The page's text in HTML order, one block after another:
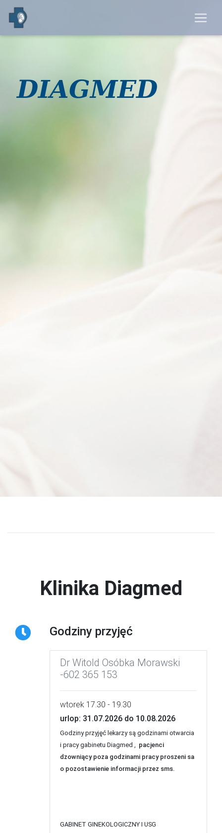
Klinika Diagmed
Godziny przyjęć
Dr Witold Osóbka Morawski
-602 365 153
wtorek 17.30 - 19.30
urlop: 31.07.2026 do 10.08.2026
Godziny przyjęć lekarzy są godzinami otwarcia
i pracy gabinetu Diagmed , pacjenci
dzowniący poza godzinami pracy proszeni sa
o pozostawienie informacji przez sms.
GABINET GINEKOLOGICZNY I USG